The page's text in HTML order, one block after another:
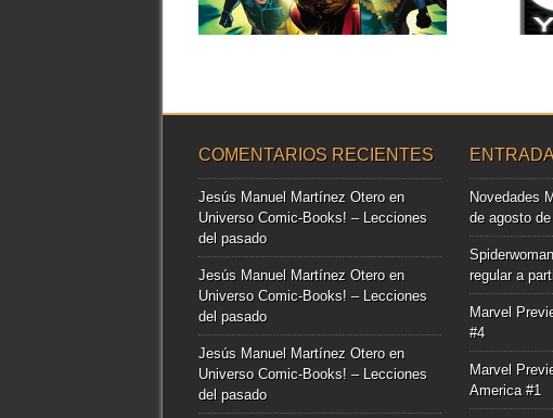
▶
COMENTARIOS RECIENTES
Jesús Manuel Martínez Oteroen
Universo Comic-Books! – Lecciones
del pasado
Jesús Manuel Martínez Oteroen
Universo Comic-Books! – Lecciones
del pasado
Jesús Manuel Martínez Oteroen
Universo Comic-Books! – Lecciones
del pasado
Novedades
de agosto
regular a
Marvel
#4
Marvel
America #1